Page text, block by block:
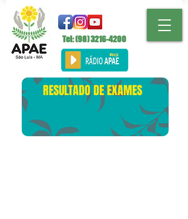
Tel: (98)3216-4200
RESULTADO DE EXAMES